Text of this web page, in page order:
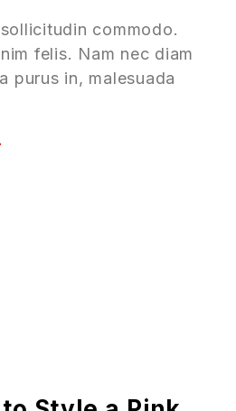
commodo.
felis. Nam nec diam
purus in, malesuada